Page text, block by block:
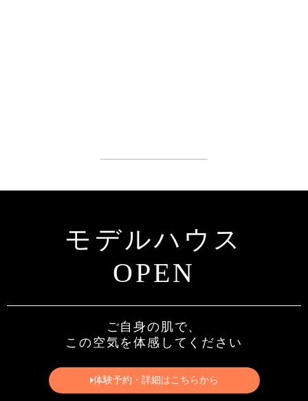
モデルハウス
OPEN
ご自身の肌で、
この空気を体感してください
体験予約・詳細はこちらから